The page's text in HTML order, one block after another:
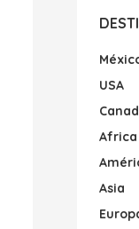
USA
Africa
Asia